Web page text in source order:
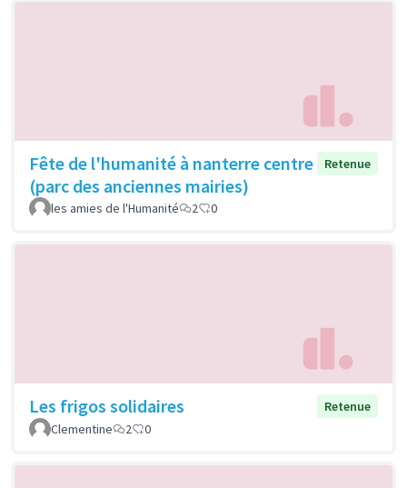
Fête de l'humanité à nanterre centre
(parc des anciennes mairies)
Retenue
les amies de l'Humanité 2 0
Les frigos solidaires
Retenue
Clementine
2 0